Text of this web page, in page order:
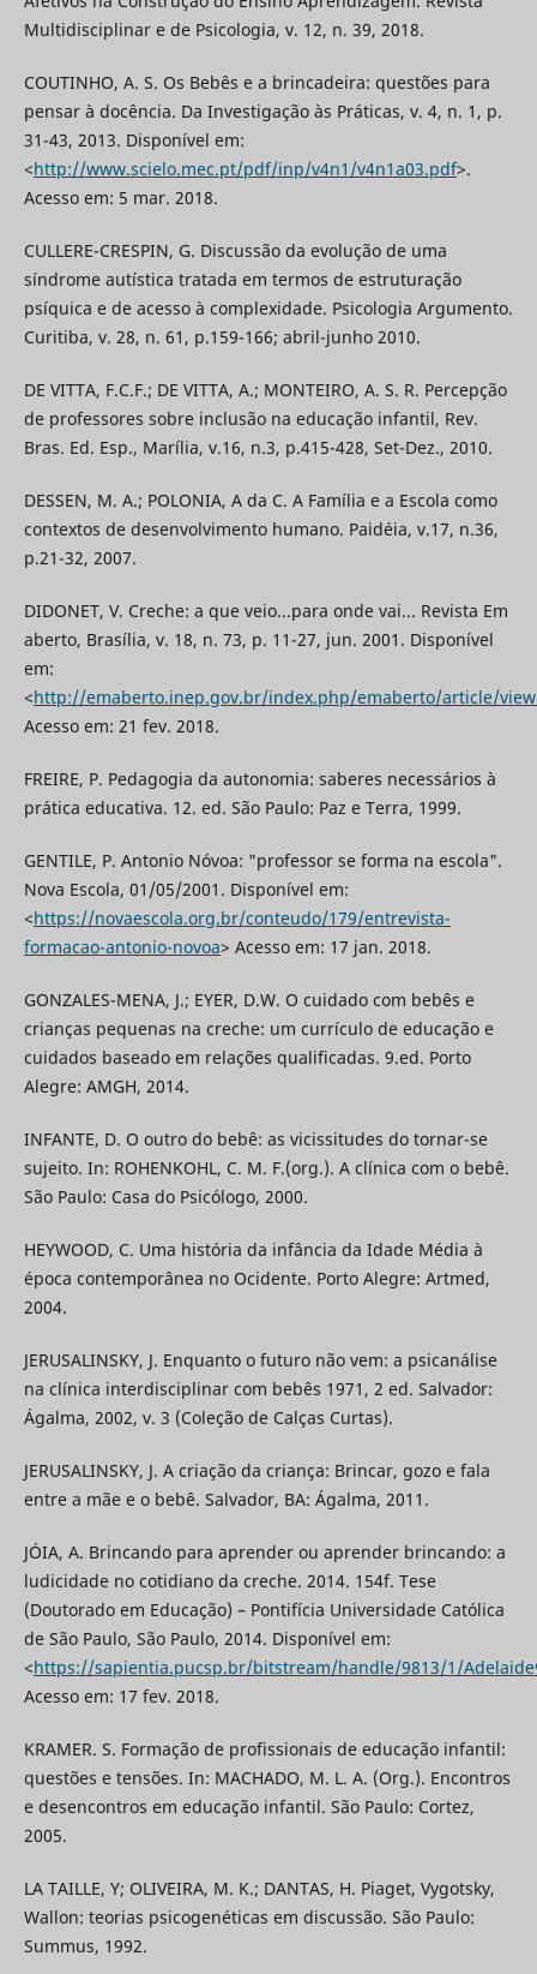
Multidisciplinar e de Psicologia, v. 12, n. 39, 2018.
COUTINHO, A. S. Os Bebês e a brincadeira: questões para
pensar à docência. Da Investigação às Práticas, v. 4, n. 1, p.
31-43, 2013. Disponível em:
<http://www.scielo.mec.pt/pdf/inp/v4n1/v4n1a03.pdf>.
Acesso em: 5 mar. 2018.
CULLERE-CRESPIN, G. Discussão da evolução de uma
síndrome autística tratada em termos de estruturação
psíquica e de acesso à complexidade. Psicologia Argumento.
Curitiba, v. 28, n. 61, p.159-166; abril-junho 2010.
DE VITTA, F.C.F.; DE VITTA, A.; MONTEIRO, A. S. R. Percepção
de professores sobre inclusão na educação infantil, Rev.
Bras. Ed. Esp., Marília, v.16, n.3, p.415-428, Set-Dez., 2010.
DESSEN, M. A.; POLONIA, A da C. A Família e a Escola como
contextos de desenvolvimento humano. Paidéia, v.17, n.36,
p.21-32, 2007.
DIDONET, V. Creche: a que veio...para onde vai... Revista Em
aberto, Brasília, v. 18, n. 73, p. 11-27, jun. 2001. Disponível
em:
<http://emaberto.inep.gov.br/index.php/emaberto/article/
Acesso em: 21 fev. 2018.
FREIRE, P. Pedagogia da autonomia: saberes necessários à
prática educativa. 12. ed. São Paulo: Paz e Terra, 1999.
GENTILE, P. Antonio Nóvoa: "professor se forma na escola".
Nova Escola, 01/05/2001. Disponível em:
<https://novaescola.org.br/conteudo/179/entrevista-
formacao-antonio-novoa> Acesso em: 17 jan. 2018.
GONZALES-MENA, J.; EYER, D.W. O cuidado com bebês e
crianças pequenas na creche: um currículo de educação e
cuidados baseado em relações qualificadas. 9.ed. Porto
Alegre: AMGH, 2014.
INFANTE, D. O outro do bebê: as vicissitudes do tornar-se
sujeito. In: ROHENKOHL, C. M. F.(org.). A clínica com o bebê.
São Paulo: Casa do Psicólogo, 2000.
HEYWOOD, C. Uma história da infância da Idade Média à
época contemporânea no Ocidente. Porto Alegre: Artmed,
2004.
JERUSALINSKY, J. Enquanto o futuro não vem: a psicanálise
na clínica interdisciplinar com bebês 1971, 2 ed. Salvador:
Ágalma, 2002, v. 3 (Coleção de Calças Curtas).
JERUSALINSKY, J. A criação da criança: Brincar, gozo e fala
entre a mãe e o bebê. Salvador, BA: Ágalma, 2011.
JÓIA, A. Brincando para aprender ou aprender brincando: a
ludicidade no cotidiano da creche. 2014. 154f. Tese
(Doutorado em Educação) – Pontifícia Universidade Católica
de São Paulo, São Paulo, 2014. Disponível em:
<https://sapientia.pucsp.br/bitstream/handle/9813/1/
Acesso em: 17 fev. 2018.
KRAMER. S. Formação de profissionais de educação infantil:
questões e tensões. In: MACHADO, M. L. A. (Org.). Encontros
e desencontros em educação infantil. São Paulo: Cortez,
2005.
LA TAILLE, Y; OLIVEIRA, M. K.; DANTAS, H. Piaget, Vygotsky,
Wallon: teorias psicogenéticas em discussão. São Paulo:
Summus, 1992.